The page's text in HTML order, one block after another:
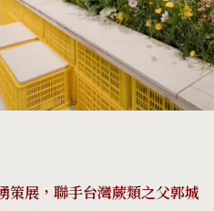
策展，聯手台灣蕨類之父郭城